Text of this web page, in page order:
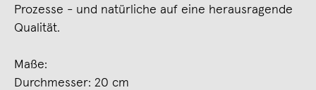
Prozesse - und natürliche auf eine herausragende
Qualität.
Maße:
Durchmesser: 20 cm